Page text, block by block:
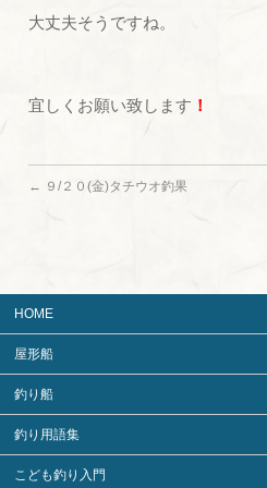
大丈夫そうですね。
宜しくお願い致します ！
← ９/２０(金)タチウオ釣果
HOME
屋形船
釣り船
釣り用語集
こども釣り入門